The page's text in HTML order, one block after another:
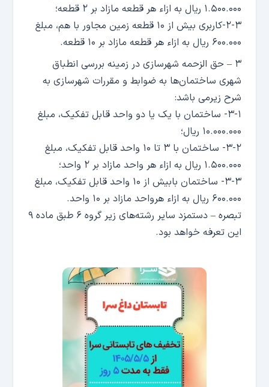
۱.۵۰۰.۰۰۰ ریال به ازاء هر قطعه مازاد بر ۲ قطعه؛
۲-۳-کاربری بیش از ۱۰ قطعه زمین مجاور با هم، مبلغ
۶۰۰.۰۰۰ ریال به ازاء هر قطعه مازاد بر ۱۰ قطعه.
۳ – حق الزحمه شهرسازی در زمینه بررسی انطباق
شهری ساختمان‌ها به ضوابط و مقررات شهرسازی به
شرح زیرمی باشد:
۳-۱- ساختمان با یک یا دو واحد قابل تفکیک، مبلغ
۱۰.۰۰۰.۰۰۰ ریال؛
۳-۲- ساختمان با ۳ تا ۱۰ واحد قابل تفکیک، مبلغ
۱.۵۰۰.۰۰۰ ریال به ازاء هر واحد مازاد بر ۲ واحد؛
۳-۳- ساختمان بابیش از ۱۰ واحد قابل تفکیک، مبلغ
۶۰۰.۰۰۰ ریال به ازاء هرواحد مازاد بر ۱۰ واحد.
تبصره – دستمزد سایر رشته‌های زیر گروه ۶ طبق ماده ۹
این تعرفه خواهد بود.